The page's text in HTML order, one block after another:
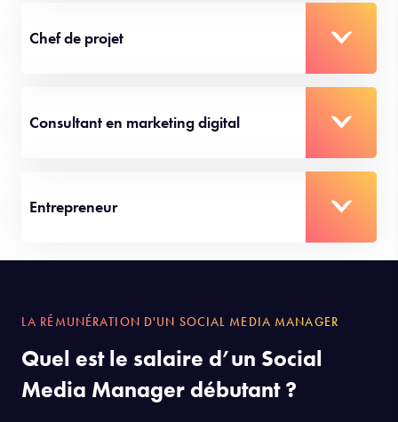
Chef de projet
Consultant en marketing digital
Entrepreneur
LA RÉMUNÉRATION D'UN SOCIAL MEDIA MANAGER
Quel est le salaire d’un Social
Media Manager débutant ?